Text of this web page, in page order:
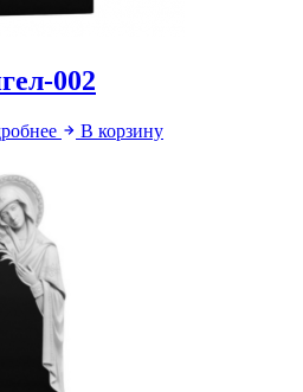
002
В корзину